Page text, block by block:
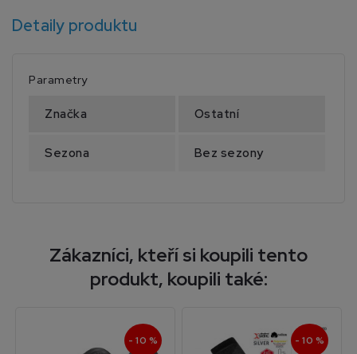
Detaily produktu
Parametry
Značka Ostatní
Sezona Bez sezony
Zákazníci, kteří si koupili tento
produkt, koupili také:
- 10 % - 10 %